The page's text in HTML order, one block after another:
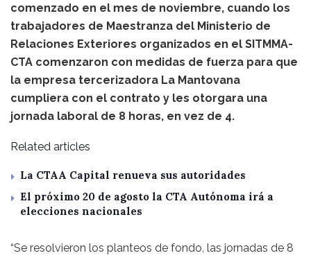
comenzado en el mes de noviembre, cuando los
trabajadores de Maestranza del Ministerio de
Relaciones Exteriores organizados en el SITMMA-
CTA comenzaron con medidas de fuerza para que
la empresa tercerizadora La Mantovana
cumpliera con el contrato y les otorgara una
jornada laboral de 8 horas, en vez de 4.
Related articles
La CTAA Capital renueva sus autoridades
El próximo 20 de agosto la CTA Autónoma irá a
elecciones nacionales
“Se resolvieron los planteos de fondo, las jornadas de 8